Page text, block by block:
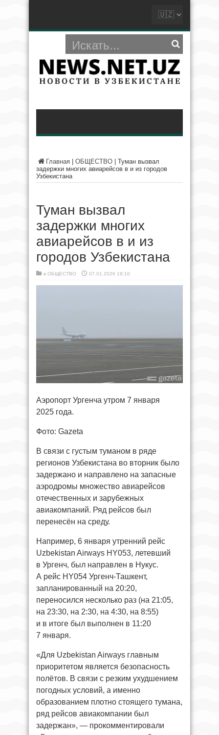
Главная ОБЩЕСТВО
Туман вызвал
задержки многих авиарейсов в и из городов
Узбекистана
Туман вызвал
задержки многих
авиарейсов в и из
городов Узбекистана
в ОБЩЕСТВО 07.01.2026 19:10
Аэропорт Ургенча утром 7 января
2025 года.
Фото: Gazeta
В связи с густым туманом в ряде
регионов Узбекистана во вторник было
задержано и направлено на запасные
аэродромы множество авиарейсов
отечественных и зарубежных
авиакомпаний. Ряд рейсов был
перенесён на среду.
Например, 6 января утренний рейс
Uzbekistan Airways HY053, летевший
в Ургенч, был направлен в Нукус.
А рейс HY054 Ургенч-Ташкент,
запланированный на 20:20,
переносился несколько раз (на 21:05,
на 23:30, на 2:30, на 4:30, на 8:55)
и в итоге был выполнен в 11:20
7 января.
«Для Uzbekistan Airways главным
приоритетом является безопасность
полётов. В связи с резким ухудшением
погодных условий, а именно
образованием плотно стоящего тумана,
ряд рейсов авиакомпании был
задержан», — прокомментировали